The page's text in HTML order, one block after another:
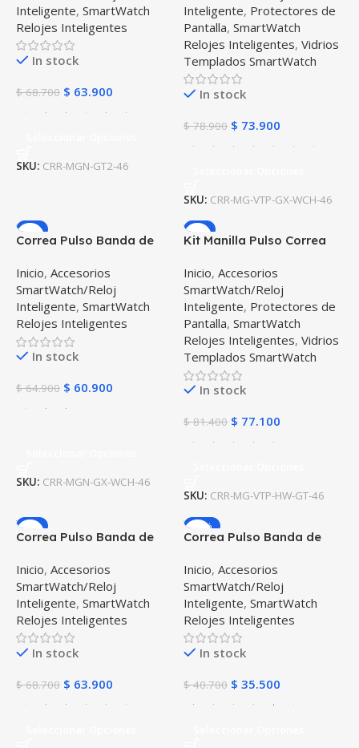
Inteligente, SmartWatch
Relojes Inteligentes
In stock
$68.700 $ 63.900
SKU: CRR-MGN-GT2-46
Inteligente, Protectores de
Pantalla, SmartWatch
Relojes Inteligentes, Vidrios
Templados SmartWatch
In stock
$78.900 $ 73.900
SKU: CRR-MG-VTP-GX-WCH-46
-6%
Correa Pulso Banda de
reloj Smartwatch
Samsung Galaxy Watch
46mm
Inicio, Accesorios
SmartWatch/Reloj
Inteligente, SmartWatch
Relojes Inteligentes
In stock
$64.900 $ 60.900
SKU: CRR-MGN-GX-WCH-46
-5%
Kit Manilla Pulso Correa
Vidrio Templado Huawei
GT 46mm
Inicio, Accesorios
SmartWatch/Reloj
Inteligente, Protectores de
Pantalla, SmartWatch
Relojes Inteligentes, Vidrios
Templados SmartWatch
In stock
$81.400 $ 77.100
SKU: CRR-MG-VTP-HW-GT-46
-7%
Correa Pulso Banda de
reloj Smartwatch Huawei
Gt 46mm
Inicio, Accesorios
SmartWatch/Reloj
Inteligente, SmartWatch
Relojes Inteligentes
In stock
$68.700 $ 63.900
-13%
Correa Pulso Banda de
reloj Smartwatch Apple
Iwatch serie 1, 2, 3 (42mm)
Inicio, Accesorios
SmartWatch/Reloj
Inteligente, SmartWatch
Relojes Inteligentes
In stock
$40.700 $ 35.500